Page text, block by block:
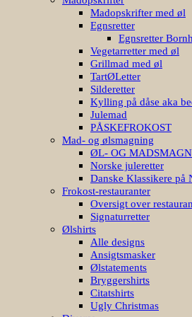
Madopskrifter med øl
Egnsretter
Egnsretter
Vegetarretter med øl
Grillmad med øl
TartØLetter
Silderetter
Kylling på dåse aka
Julemad
PÅSKEFROKOST
Mad- og ølsmagning
ØL- OG
Norske juleretter
Danske Klassikere på
Frokost-restauranter
Oversigt over
Signaturretter
Ølshirts
Alle designs
Ansigtsmasker
Ølstatements
Bryggershirts
Citatshirts
Ugly Christmas